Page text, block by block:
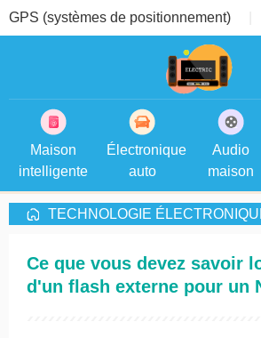
GPS (systèmes de positionnement)
Maison
intelligente
Électronique
auto
Audio
maison
TECHNOLOGIE
Ce que vous devez savoir
d'un flash externe pour un